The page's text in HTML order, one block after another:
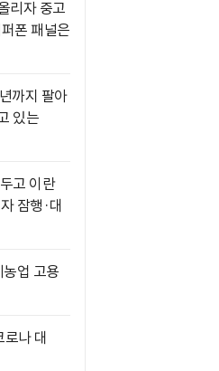
리자 중고
폰 패널은
까지 팔아
있는
고 이란
잠행·대
업 고용
나 대